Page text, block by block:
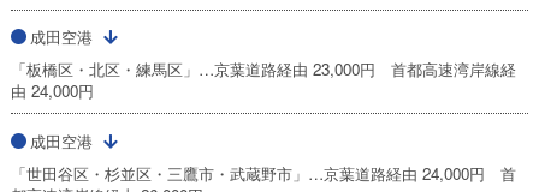
成田空港
「板橋区・北区・練馬区」…京葉道路経由 23,000円 首都高速湾岸線経
由 24,000円
成田空港
「世田谷区・杉並区・三鷹市・武蔵野市」…京葉道路経由 24,000円 首